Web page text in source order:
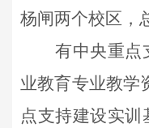
杨闸两个校区，
有中央重点
业教育专业教学
点支持建设实训